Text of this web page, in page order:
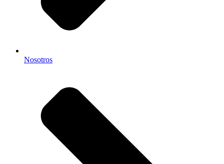
Nosotros